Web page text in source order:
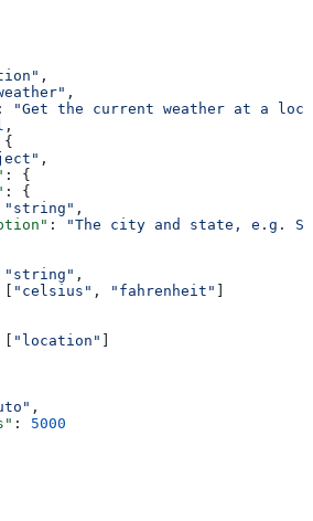
,
,
:
"Get the current weather at a
,
{
,
: {
: {
"string" ,
:
"The city and state, e.g.
"string" ,
"celsius" , "fahrenheit"
"location"
,
: 5000